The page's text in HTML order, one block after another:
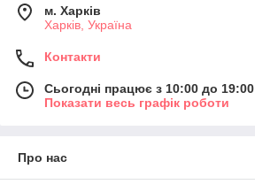
м. Харків
Харків, Україна
Контакти
Сьогодні працює з 10:00 до 19:00
Показати весь графік роботи
Про нас